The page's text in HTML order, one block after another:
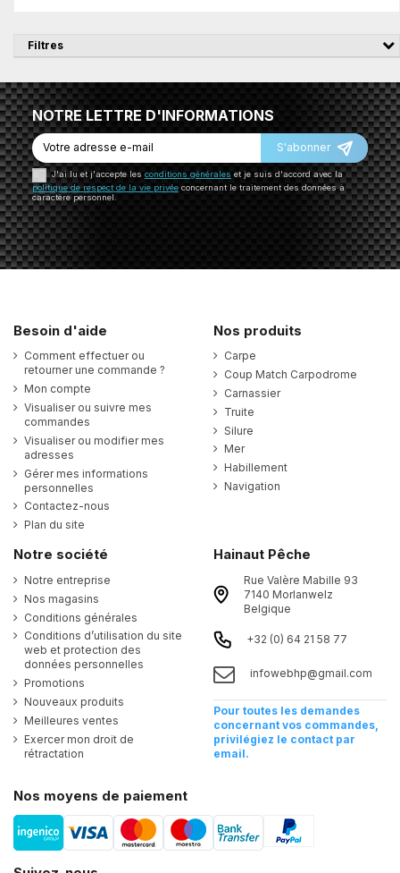
Filtres
NOTRE LETTRE D'INFORMATIONS
S'abonner
J'ai lu et j'accepte les conditions générales et je suis d'accord avec la
politique de respect de la vie privéeconcernant le traitement des données à
caractère personnel.
Besoin d'aide
Comment effectuer ou
retourner une commande ?
Mon compte
Visualiser ou suivre mes
commandes
Visualiser ou modifier mes
adresses
Gérer mes informations
personnelles
Contactez-nous
Plan du site
Nos produits
Carpe
Coup Match Carpodrome
Carnassier
Truite
Silure
Mer
Habillement
Navigation
Notre société
Notre entreprise
Nos magasins
Conditions générales
Conditions d’utilisation du site
web et protection des
données personnelles
Promotions
Nouveaux produits
Meilleures ventes
Exercer mon droit de
rétractation
Hainaut Pêche
Rue Valère Mabille 93
7140 Morlanwelz
Belgique
+32 (0) 64 21 58 77
infowebhp@gmail.com
Pour toutes les demandes
concernant vos commandes,
privilégiez le contact par
email.
Nos moyens de paiement